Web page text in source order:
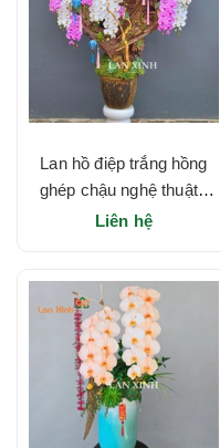
Lan hồ điệp trắng hồng
ghép chậu nghệ thuật -
HD633
Liên hệ